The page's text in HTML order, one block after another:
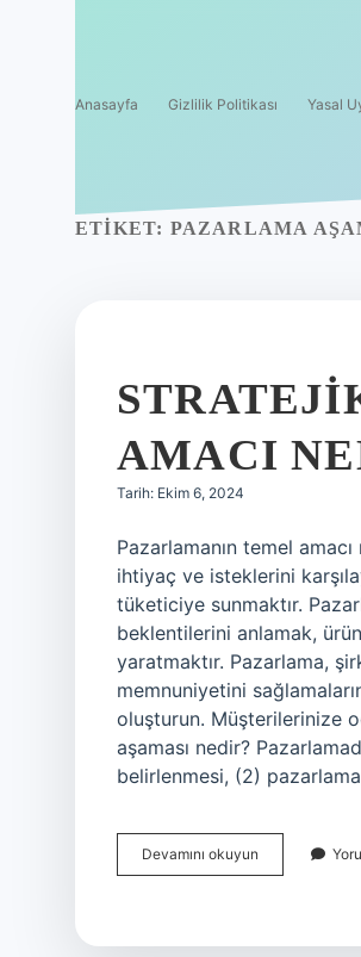
Anasayfa Gizlilik Politikası Yasal
ETIKET: PAZARLAMA
AMACI
Tarih: Ekim 6, 2024
Pazarlamanın temel
ihtiyaç ve isteklerini
tüketiciye sunmaktır.
beklentilerini anlamak,
yaratmaktır. Pazarlama,
memnuniyetini
oluşturun. Müşterilerinize
aşaması nedir?
belirlenmesi, (2)
Devamını okuyun Stratejik
Pazarlamanın